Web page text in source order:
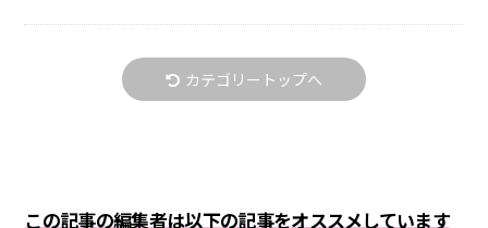
カテゴリートップへ
この記事の編集者は以下の記事をオススメしています